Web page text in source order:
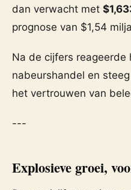
dan verwacht met
prognose van $1,54
Na de cijfers
nabeurshandel en
het vertrouwen van
---
Explosieve groei,